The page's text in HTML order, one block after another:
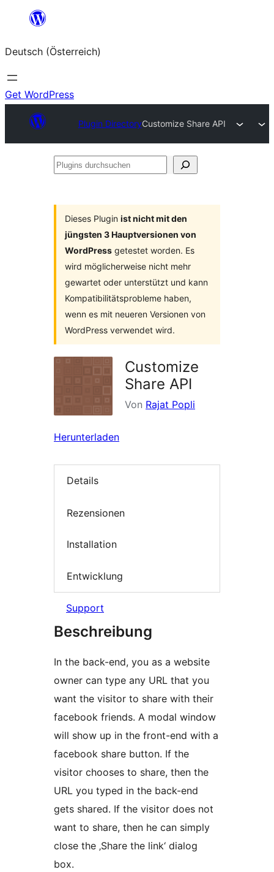
springen
Deutsch (Österreich)
Get WordPress
Plugin DirectoryCustomize Share API
Plugins
Dieses Plugin ist nicht mit den
jüngsten 3 Hauptversionen von
WordPress getestet worden. Es
wird möglicherweise nicht mehr
gewartet oder unterstützt und kann
Kompatibilitätsprobleme haben,
wenn es mit neueren Versionen von
WordPress verwendet wird.
Customize
Share API
Von Rajat Popli
Herunterladen
Details
Rezensionen
Installation
Entwicklung
Support
Beschreibung
In the back-end, you as a website
owner can type any URL that you
want the visitor to share with their
facebook friends. A modal window
will show up in the front-end with a
facebook share button. If the
visitor chooses to share, then the
URL you typed in the back-end
gets shared. If the visitor does not
want to share, then he can simply
close the ‚Share the link‘ dialog
box.